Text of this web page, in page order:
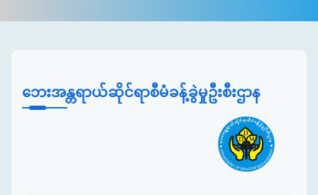
ဘေးအန္တရာယ်ဆိုင်ရာစီမံခန့်ခွဲမှုဦးစီးဌာန